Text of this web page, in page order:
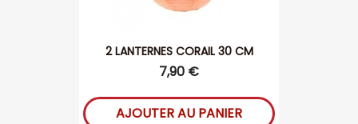
2 LANTERNES CORAIL 30 CM
7,90 €
AJOUTER AU PANIER